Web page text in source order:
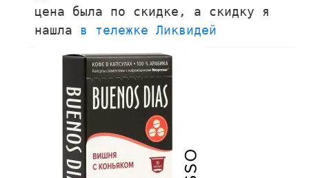
цена была по скидке, а скидку я
нашла в тележке Ликвидей